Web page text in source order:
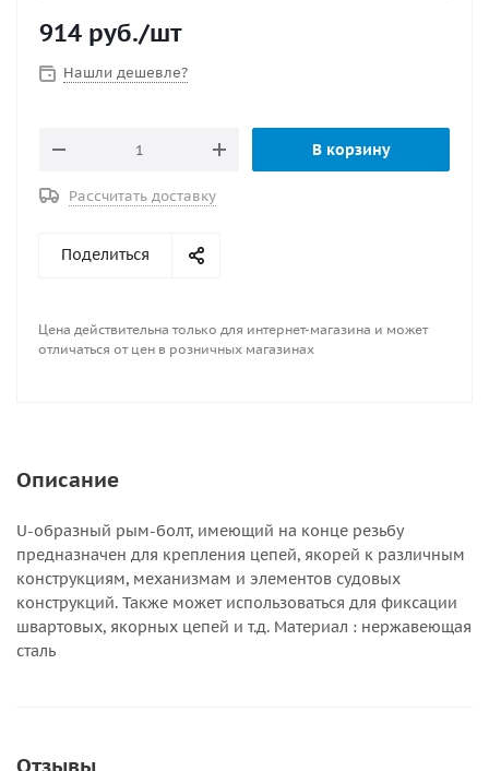
Материал : нержавеющая сталь
914 руб./шт
Нашли дешевле?
В корзину
Рассчитать доставку
Поделиться
Цена действительна только для интернет-магазина и может
отличаться от цен в розничных магазинах
Описание
U-образный рым-болт, имеющий на конце резьбу
предназначен для крепления цепей, якорей к различным
конструкциям, механизмам и элементов судовых
конструкций. Также может использоваться для фиксации
швартовых, якорных цепей и т.д. Материал : нержавеющая
сталь
Отзывы